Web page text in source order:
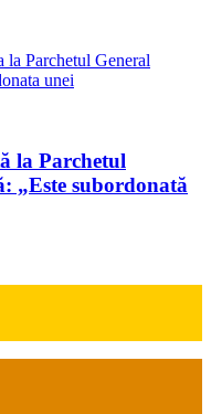
la Parchetul
„Este subordonată